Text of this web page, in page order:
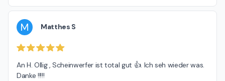
M Matthes S
An H. Ollig , Scheinwerfer ist total gut 👍. Ich seh wieder was.
Danke !!!!!